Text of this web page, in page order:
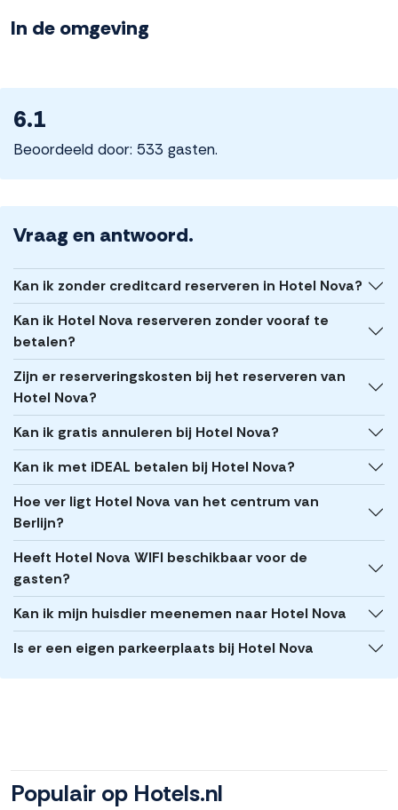
In de omgeving
6.1
Beoordeeld door: 533 gasten.
Vraag en antwoord.
Kan ik zonder creditcard reserveren in Hotel Nova?
Kan ik Hotel Nova reserveren zonder vooraf te
betalen?
Zijn er reserveringskosten bij het reserveren van
Hotel Nova?
Kan ik gratis annuleren bij Hotel Nova?
Kan ik met iDEAL betalen bij Hotel Nova?
Hoe ver ligt Hotel Nova van het centrum van
Berlijn?
Heeft Hotel Nova WIFI beschikbaar voor de
gasten?
Kan ik mijn huisdier meenemen naar Hotel Nova
Is er een eigen parkeerplaats bij Hotel Nova
Populair op Hotels.nl